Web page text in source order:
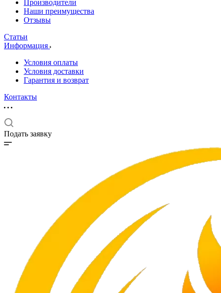
Производители
Наши преимущества
Отзывы
Статьи
Информация
Условия оплаты
Условия доставки
Гарантия и возврат
Контакты
Подать заявку